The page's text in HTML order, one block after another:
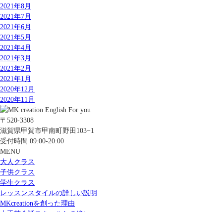
2021年8月
2021年7月
2021年6月
2021年5月
2021年4月
2021年3月
2021年2月
2021年1月
2020年12月
2020年11月
〒520-3308
滋賀県甲賀市甲南町野田103−1
受付時間 09:00-20:00
MENU
大人クラス
子供クラス
学生クラス
レッスンスタイルの詳しい説明
MKcreationを創った理由